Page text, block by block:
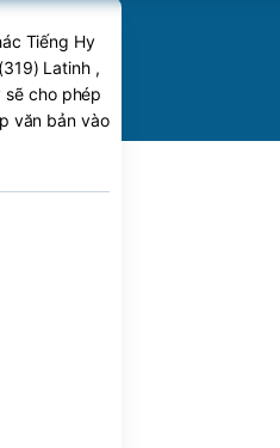
Tiếng Hy
Latinh ,
cho phép
văn bản vào